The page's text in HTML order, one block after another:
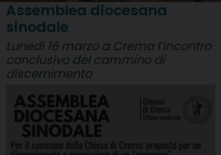
Assemblea diocesana
sinodale
Lunedì 16 marzo a Crema l’incontro
conclusivo del cammino di
discernimento